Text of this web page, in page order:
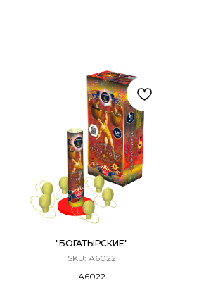
"БОГАТЫРСКИЕ"
SKU: А6022
А6022